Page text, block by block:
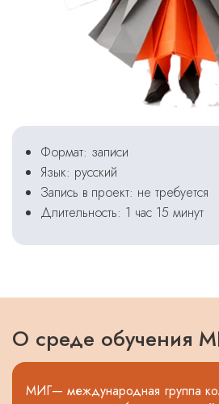
Формат: записи
Язык: русский
Запись в проект: не требуется
Длительность: 1 час 15 минут
О среде обучения
МИГ— международная группа